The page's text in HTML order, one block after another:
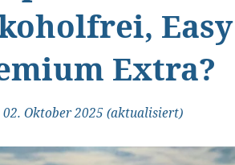
Easy
Extra?
02. Oktober 2025 (aktualisiert)